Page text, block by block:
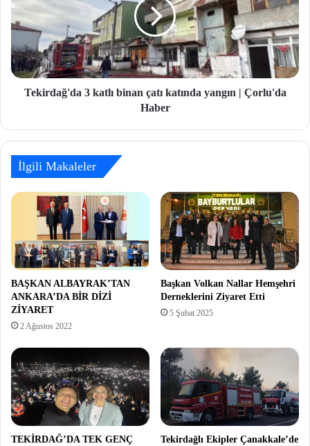
Tekirdağ'da 3 katlı binan çatı katında yangın | Çorlu'da
Haber
İlgili Makaleler
BAŞKAN ALBAYRAK’TAN
ANKARA’DA BİR DİZİ
ZİYARET
2 Ağustos 2022
Başkan Volkan Nallar Hemşehri
Derneklerini Ziyaret Etti
5 Şubat 2025
TEKİRDAĞ’DA TEK GENÇ
Tekirdağlı Ekipler Çanakkale’de